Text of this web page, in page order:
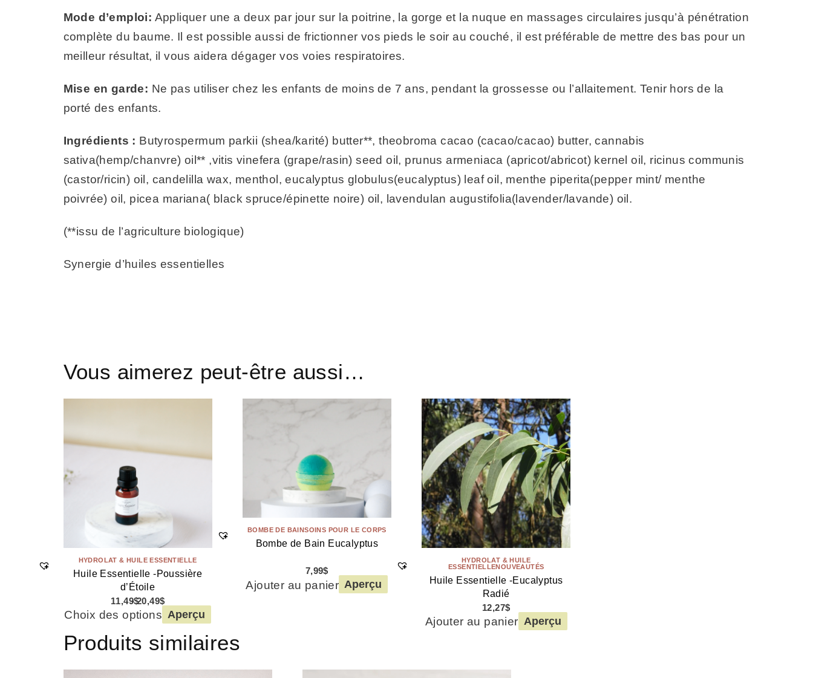
Mode d’emploi: Appliquer une a deux par jour sur la poitrine, la gorge et la nuque en massages circulaires jusqu’à pénétration
complète du baume. Il est possible aussi de frictionner vos pieds le soir au couché, il est préférable de mettre des bas pour un
meilleur résultat, il vous aidera dégager vos voies respiratoires.
Mise en garde: Ne pas utiliser chez les enfants de moins de 7 ans, pendant la grossesse ou l’allaitement. Tenir hors de la
porté des enfants.
Ingrédients : Butyrospermum parkii (shea/karité) butter**, theobroma cacao (cacao/cacao) butter, cannabis
sativa(hemp/chanvre) oil** ,vitis vinefera (grape/rasin) seed oil, prunus armeniaca (apricot/abricot) kernel oil, ricinus communis
(castor/ricin) oil, candelilla wax, menthol, eucalyptus globulus(eucalyptus) leaf oil, menthe piperita(pepper mint/ menthe
poivrée) oil, picea mariana( black spruce/épinette noire) oil, lavendulan augustifolia(lavender/lavande) oil.
(**issu de l’agriculture biologique)
Synergie d’huiles essentielles
Vous aimerez peut-être aussi…
HYDROLAT & HUILE ESSENTIELLE
Huile Essentielle -Poussière
d’Étoile
11,49$20,49$
Choix des options Aperçu
BOMBE DE BAINSOINS POUR LE CORPS
Bombe de Bain Eucalyptus
7,99$
Ajouter au panier Aperçu
HYDROLAT & HUILE
ESSENTIELLENOUVEAUTÉS
Huile Essentielle -Eucalyptus
Radié
12,27$
Ajouter au panier Aperçu
Produits similaires